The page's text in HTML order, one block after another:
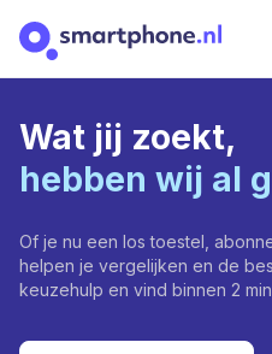
Wat jij zoekt,
hebben wij al
Of je nu een los toestel,
helpen je vergelijken en de
keuzehulp en vind binnen 2